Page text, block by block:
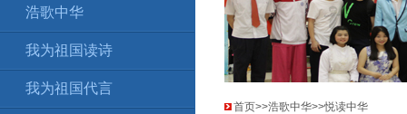
浩歌中华 160 浩歌中华
我为祖国读诗 161 浩歌中华
我为祖国代言
首页>>浩歌中华>>悦读中华